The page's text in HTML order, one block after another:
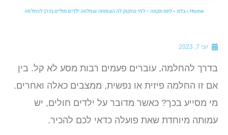
»בלוג»לתת תקווה – למי שזקוק לה העמותה שמלווה ילדים חולים בדרך להחלמה
יוני 7, 2023
להחלמה, עוברים פעמים רבות מסע לא קל. בין
זו החלמה פיזית או נפשית, ממצבים כאלה ואחרים.
מסייע בכך? כאשר מדובר על ילדים חולים, יש
מיוחדת שאת פועלה כדאי לכם להכיר.